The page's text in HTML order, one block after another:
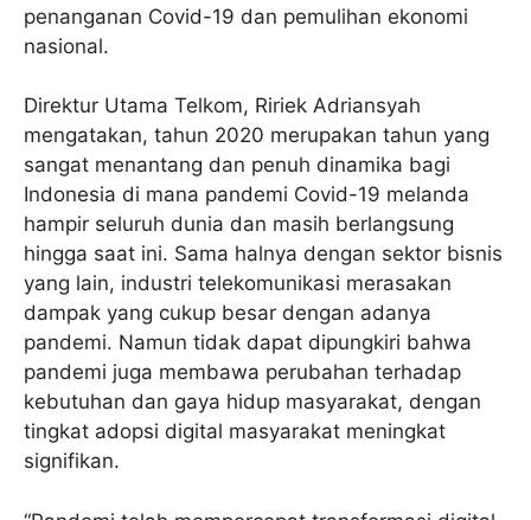
penanganan Covid-19 dan pemulihan ekonomi
nasional.
Direktur Utama Telkom, Ririek Adriansyah
mengatakan, tahun 2020 merupakan tahun yang
sangat menantang dan penuh dinamika bagi
Indonesia di mana pandemi Covid-19 melanda
hampir seluruh dunia dan masih berlangsung
hingga saat ini. Sama halnya dengan sektor bisnis
yang lain, industri telekomunikasi merasakan
dampak yang cukup besar dengan adanya
pandemi. Namun tidak dapat dipungkiri bahwa
pandemi juga membawa perubahan terhadap
kebutuhan dan gaya hidup masyarakat, dengan
tingkat adopsi digital masyarakat meningkat
signifikan.